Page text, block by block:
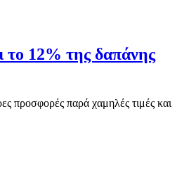
το 12% της δαπάνης
προσφορές παρά χαμηλές τιμές και